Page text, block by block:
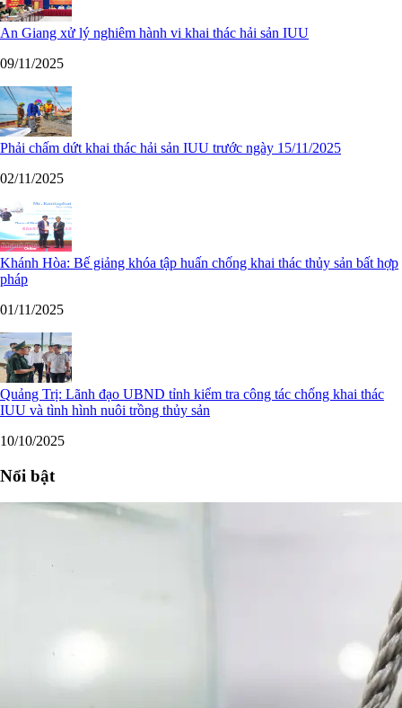
An Giang xử lý nghiêm hành vi khai thác hải sản IUU
09/11/2025
Phải chấm dứt khai thác hải sản IUU trước ngày 15/11/2025
02/11/2025
Khánh Hòa: Bế giảng khóa tập huấn chống khai thác thủy sản bất hợp
pháp
01/11/2025
Quảng Trị: Lãnh đạo UBND tỉnh kiểm tra công tác chống khai thác
IUU và tình hình nuôi trồng thủy sản
10/10/2025
Nổi bật